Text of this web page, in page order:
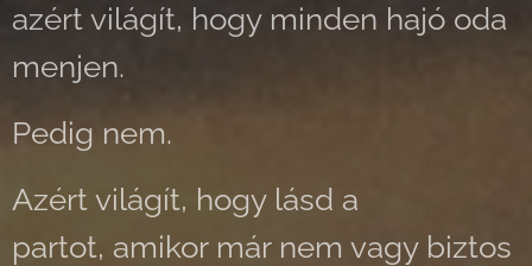
azért világít, hogy minden hajó oda
menjen.
Pedig nem.
Azért világít, hogy lásd a
partot, amikor már nem vagy biztos